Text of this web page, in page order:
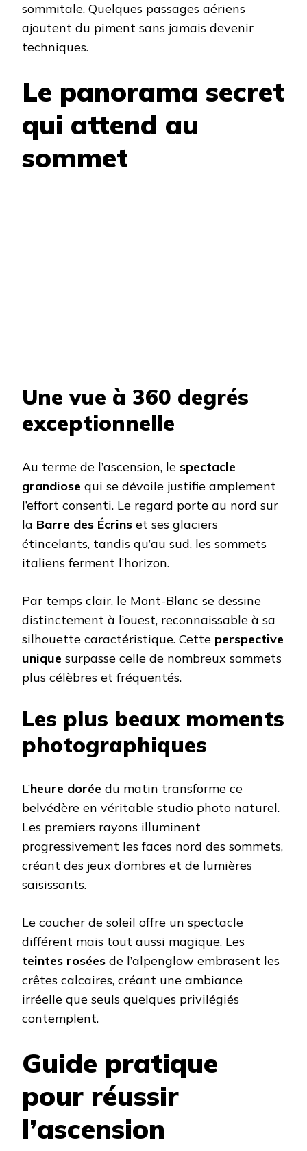
sommitale. Quelques passages aériens
ajoutent du piment sans jamais devenir
techniques.
Le panorama secret
qui attend au
sommet
Une vue à 360 degrés
exceptionnelle
Au terme de l’ascension, le spectacle
grandiose qui se dévoile justifie amplement
l’effort consenti. Le regard porte au nord sur
la Barre des Écrins et ses glaciers
étincelants, tandis qu’au sud, les sommets
italiens ferment l’horizon.
Par temps clair, le Mont-Blanc se dessine
distinctement à l’ouest, reconnaissable à sa
silhouette caractéristique. Cette perspective
unique surpasse celle de nombreux sommets
plus célèbres et fréquentés.
Les plus beaux moments
photographiques
L’heure dorée du matin transforme ce
belvédère en véritable studio photo naturel.
Les premiers rayons illuminent
progressivement les faces nord des sommets,
créant des jeux d’ombres et de lumières
saisissants.
Le coucher de soleil offre un spectacle
différent mais tout aussi magique. Les
teintes rosées de l’alpenglow embrasent les
crêtes calcaires, créant une ambiance
irréelle que seuls quelques privilégiés
contemplent.
Guide pratique
pour réussir
l’ascension